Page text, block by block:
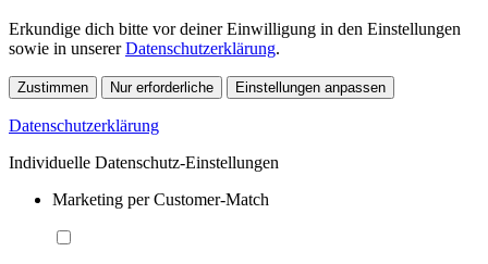
Erkundige dich bitte vor deiner Einwilligung in den Einstellungen
sowie in unsererDatenschutzerklärung.
Zustimmen Nur erforderliche Einstellungen anpassen
Datenschutzerklärung
Individuelle Datenschutz-Einstellungen
Marketing per Customer-Match